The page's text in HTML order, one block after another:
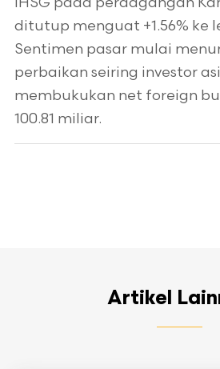
ditutup menguat +1.56% ke
Sentimen pasar mulai
perbaikan seiring investor
membukukan net foreign
100.81 miliar.
Artikel